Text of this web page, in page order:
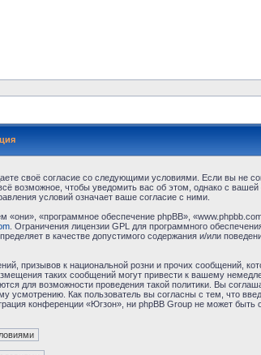
своё согласие со следующими условиями. Если вы не
возможное, чтобы уведомить вас об этом, однако с
условий означает ваше согласие с ними.
«программное обеспечение phpBB»,
. Ограничения лицензии GPL для программного
в качестве допустимого содержания и/или
призывов к национальной розни и прочих сообщений,
таких сообщений могут привести к вашему
для возможности проведения такой политики. Вы
усмотрению. Как пользователь вы согласны с тем, что
конференции «Югзон», ни phpBB Group не может быть